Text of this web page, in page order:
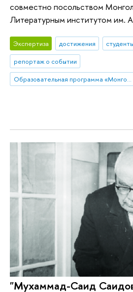
совместно посольством
Литературным институтом им.
Экспертиза достижения
студенты
репортаж о событии
Образовательная программа «Монголия и Тибет»
"Мухаммад-Саид